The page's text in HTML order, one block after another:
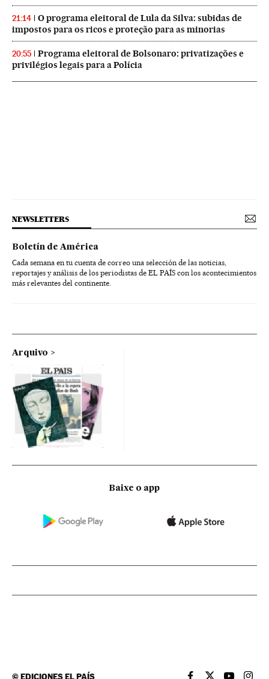
21:14
O programa eleitoral de Lula da Silva: subidas de
impostos para os ricos e proteção para as minorias
20:55
Programa eleitoral de Bolsonaro: privatizações e
privilégios legais para a Polícia
NEWSLETTERS
Boletín de América
Cada semana en tu cuenta de correo una selección de las noticias,
reportajes y análisis de los periodistas de EL PAÍS con los acontecimientos
más relevantes del continente.
Arquivo
Baixe o app
©EDICIONES EL PAÍS